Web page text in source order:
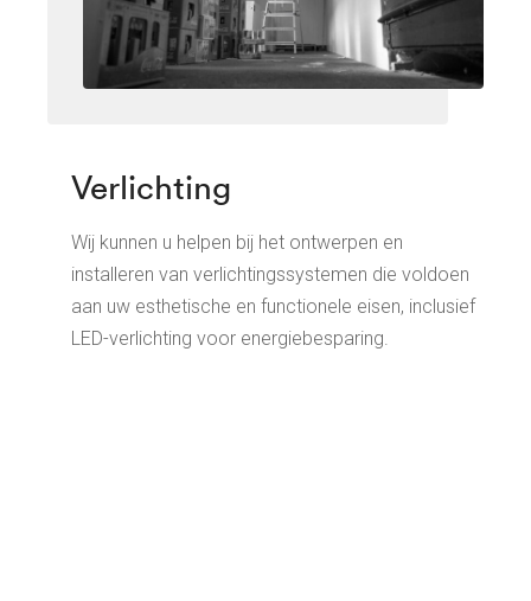
Verlichting
Wij kunnen u helpen bij het ontwerpen en
installeren van verlichtingssystemen die voldoen
aan uw esthetische en functionele eisen, inclusief
LED-verlichting voor energiebesparing.